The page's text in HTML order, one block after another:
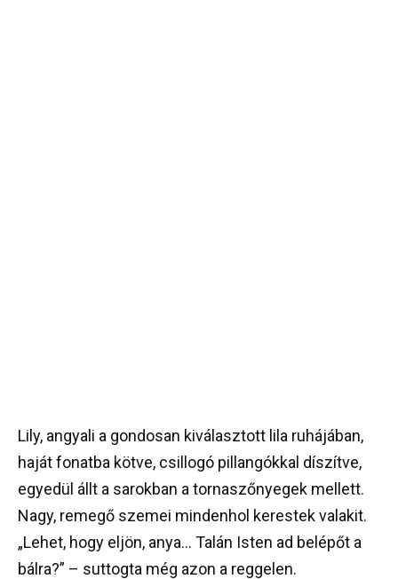
Lily, angyali a gondosan kiválasztott lila ruhájában,
haját fonatba kötve, csillogó pillangókkal díszítve,
egyedül állt a sarokban a tornaszőnyegek mellett.
Nagy, remegő szemei mindenhol kerestek valakit.
„Lehet, hogy eljön, anya… Talán Isten ad belépőt a
bálra?” – suttogta még azon a reggelen.